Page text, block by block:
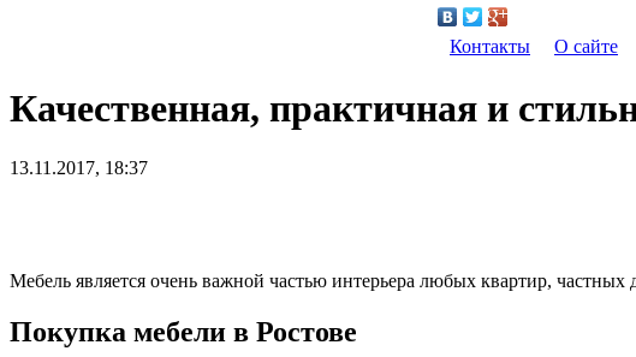
Контакты О сайте
Качественная, практичная и
13.11.2017, 18:37
Мебель является очень важной частью интерьера любых квартир,
Покупка мебели в Ростове